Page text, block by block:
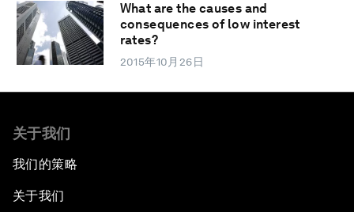
What are the causes and
consequences of low interest
rates?
2015年10月26日
关于我们
我们的策略
关于我们